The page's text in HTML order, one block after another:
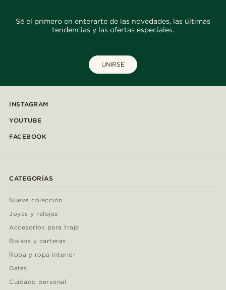
Sé el primero en enterarte de las novedades, las últimas
tendencias y las ofertas especiales.
UNIRSE
INSTAGRAM
YOUTUBE
FACEBOOK
CATEGORÍAS
Nueva colección
Joyas y relojes
Accesorios para traje
Bolsos y carteras
Ropa y ropa interior
Gafas
Cuidado personal